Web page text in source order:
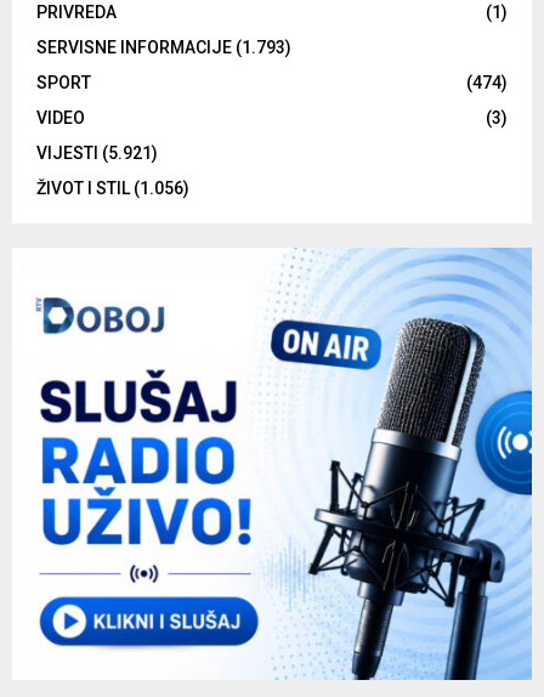
PRIVREDA
(1)
SERVISNE INFORMACIJE (1.793)
SPORT
(474)
VIDEO
(3)
VIJESTI (5.921)
ŽIVOT I STIL (1.056)